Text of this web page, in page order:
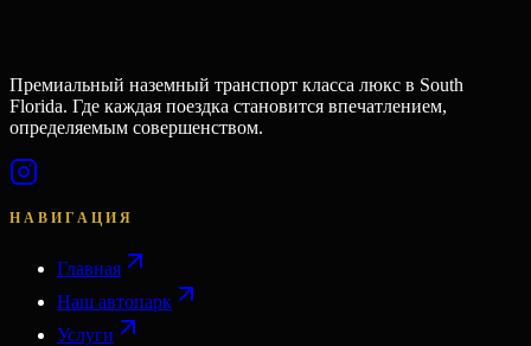
Премиальный наземный транспорт класса люкс в South
Florida. Где каждая поездка становится впечатлением,
определяемым совершенством.
НАВИГАЦИЯ
Главная
Наш автопарк
Услуги